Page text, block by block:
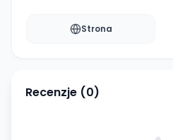
Strona
Recenzje (0)